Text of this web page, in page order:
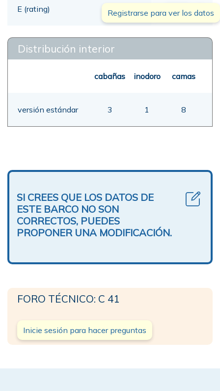
E (rating) 00,00 mt
Registrarse para ver los datos
Distribución interior
cabañas inodoro camas
versión estándar 3 1 8
SI CREES QUE LOS DATOS DE
ESTE BARCO NO SON
CORRECTOS, PUEDES
PROPONER UNA MODIFICACIÓN.
FORO TÉCNICO: C 41
Inicie sesión para hacer preguntas